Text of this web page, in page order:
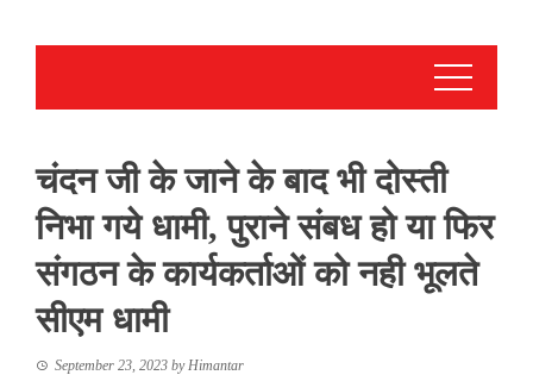
चंदन जी के जाने के बाद भी दोस्ती
निभा गये धामी, पुराने संबध हो या फिर
संगठन के कार्यकर्ताओं को नही भूलते
सीएम धामी
September 23, 2023 byHimantar